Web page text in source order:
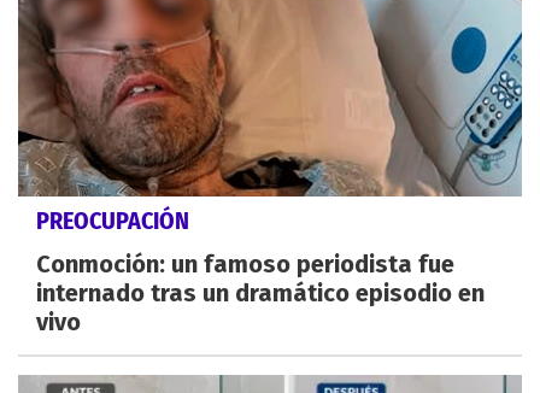
PREOCUPACIÓN
Conmoción: un famoso periodista fue
internado tras un dramático episodio en
vivo